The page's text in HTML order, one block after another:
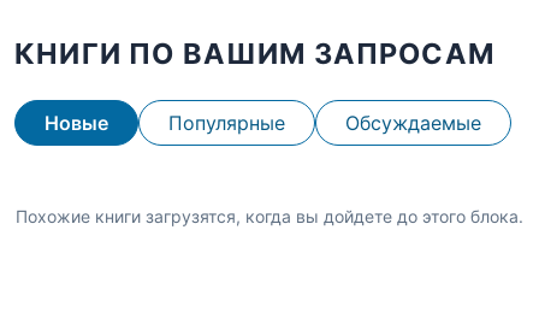
КНИГИ ПО ВАШИМ ЗАПРОСАМ
Новые Популярные Обсуждаемые
Похожие книги загрузятся, когда вы дойдете до этого блока.